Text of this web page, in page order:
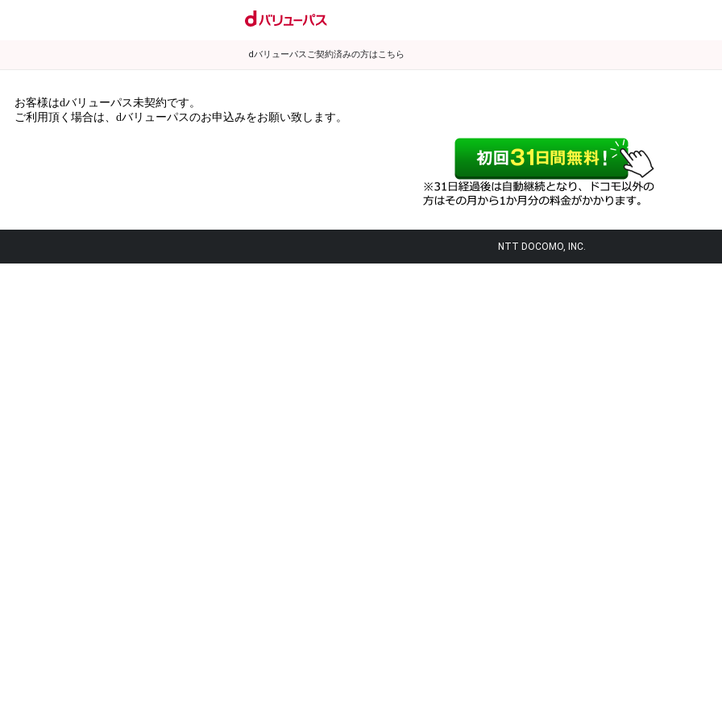
dバリューパスご契約済みの方はこちら
お客様はdバリューパス未契約です。
ご利用頂く場合は、dバリューパスのお申込みをお願い致します。
NTT DOCOMO, INC.